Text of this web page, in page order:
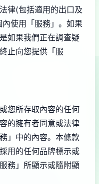
律(包括適用的出口及
使用「服務」。如果
如果我們正在調查疑
止向您提供「服
您所存取內容的任何
的擁有者同意或法律
」中的內容。本條款
用的任何品牌標示或
務」所顯示或隨附顯